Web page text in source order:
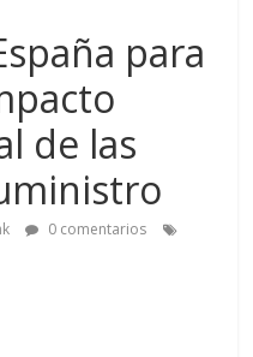
para
de las
0 comentarios